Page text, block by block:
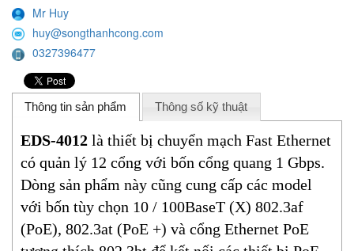
Mr Huy
huy@songthanhcong.com
0327396477
Thông tin sản phẩm Thông số kỹ thuật
EDS-4012 là thiết bị chuyển mạch Fast Ethernet
có quản lý 12 cổng với bốn cổng quang 1 Gbps.
Dòng sản phẩm này cũng cung cấp các model
với bốn tùy chọn 10 / 100BaseT (X) 802.3af
(PoE), 802.3at (PoE +) và cổng Ethernet PoE